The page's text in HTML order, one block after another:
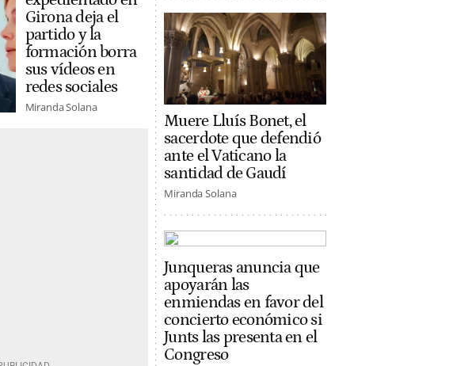
Girona deja el
partido y la
formación borra
sus vídeos en
redes sociales
Miranda Solana
Muere Lluís Bonet, el
sacerdote que defendió
ante el Vaticano la
santidad de Gaudí
Miranda Solana
Junqueras anuncia que
apoyarán las
enmiendas en favor del
concierto económico si
Junts las presenta en el
Congreso